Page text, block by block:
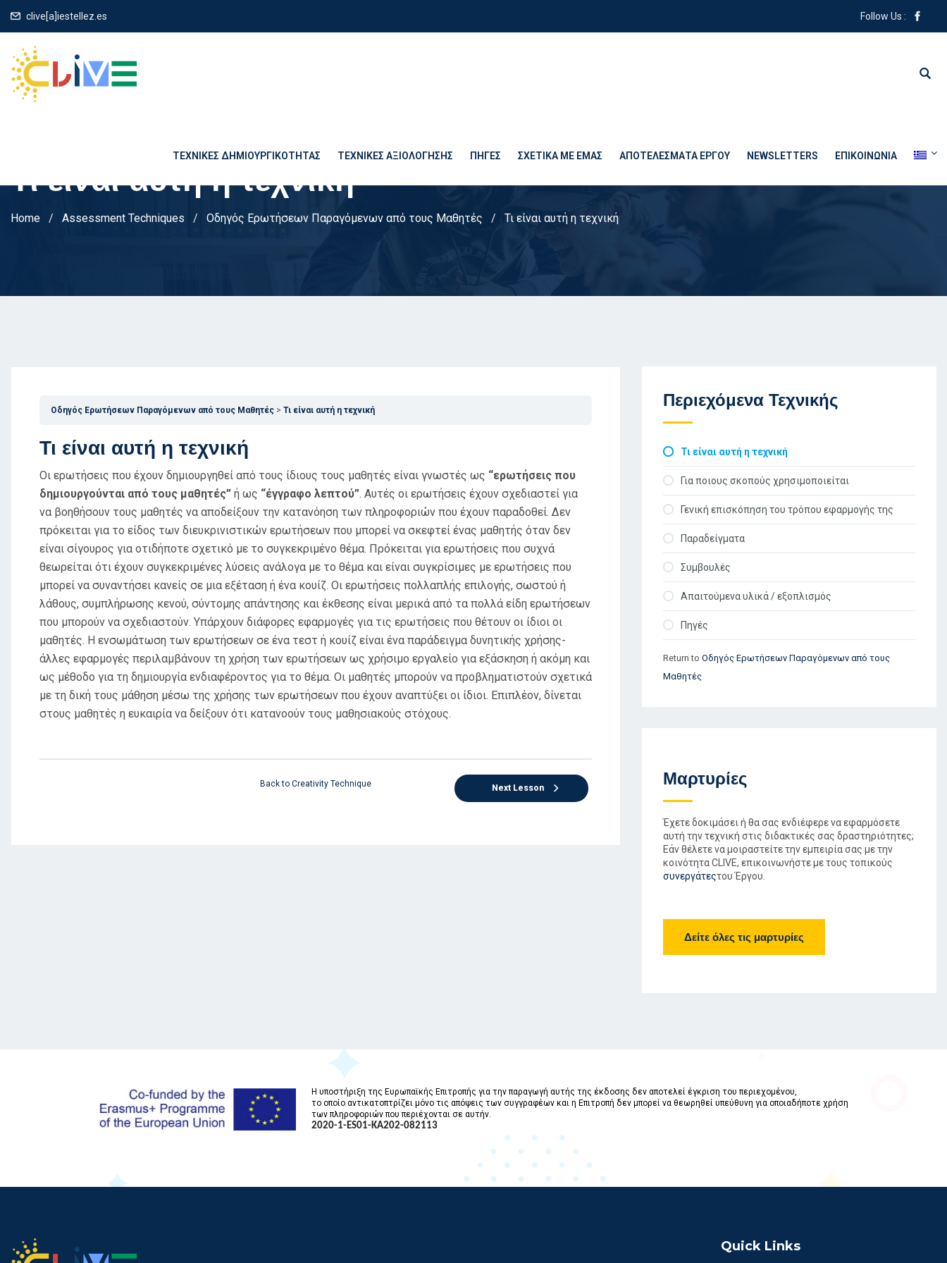
clive[a]iestellez.es Follow Us :
ΤΕΧΝΙΚΈΣ ΔΗΜΙΟΥΡΓΙΚΌΤΗΤΑΣ ΤΕΧΝΙΚΈΣ ΑΞΙΟΛΌΓΗΣΗΣ ΠΗΓΈΣ ΣΧΕΤΙΚΆ ΜΕ ΕΜΆΣ ΑΠΟΤΕΛΈΣΜΑΤΑ ΈΡΓΟΥ NEWSLETTERS ΕΠΙΚΟΙΝΩΝΊΑ
Τι είναι αυτή η τεχνική
Home Assessment Techniques Οδηγός Ερωτήσεων Παραγόμενων από τους Μαθητές Τι είναι αυτή η τεχνική
Οδηγός Ερωτήσεων Παραγόμενων από τους Μαθητές Τι είναι αυτή η τεχνική
Τι είναι αυτή η τεχνική
Οι ερωτήσεις που έχουν δημιουργηθεί από τους ίδιους τους μαθητές είναι γνωστές ως “ερωτήσεις που
δημιουργούνται από τους μαθητές” ή ως “έγγραφο λεπτού”. Αυτές οι ερωτήσεις έχουν σχεδιαστεί για
να βοηθήσουν τους μαθητές να αποδείξουν την κατανόηση των πληροφοριών που έχουν παραδοθεί. Δεν
πρόκειται για το είδος των διευκρινιστικών ερωτήσεων που μπορεί να σκεφτεί ένας μαθητής όταν δεν
είναι σίγουρος για οτιδήποτε σχετικό με το συγκεκριμένο θέμα. Πρόκειται για ερωτήσεις που συχνά
θεωρείται ότι έχουν συγκεκριμένες λύσεις ανάλογα με το θέμα και είναι συγκρίσιμες με ερωτήσεις που
μπορεί να συναντήσει κανείς σε μια εξέταση ή ένα κουίζ. Οι ερωτήσεις πολλαπλής επιλογής, σωστού ή
λάθους, συμπλήρωσης κενού, σύντομης απάντησης και έκθεσης είναι μερικά από τα πολλά είδη ερωτήσεων
που μπορούν να σχεδιαστούν. Υπάρχουν διάφορες εφαρμογές για τις ερωτήσεις που θέτουν οι ίδιοι οι
μαθητές. Η ενσωμάτωση των ερωτήσεων σε ένα τεστ ή κουίζ είναι ένα παράδειγμα δυνητικής χρήσης-
άλλες εφαρμογές περιλαμβάνουν τη χρήση των ερωτήσεων ως χρήσιμο εργαλείο για εξάσκηση ή ακόμη και
ως μέθοδο για τη δημιουργία ενδιαφέροντος για το θέμα. Οι μαθητές μπορούν να προβληματιστούν σχετικά
με τη δική τους μάθηση μέσω της χρήσης των ερωτήσεων που έχουν αναπτύξει οι ίδιοι. Επιπλέον, δίνεται
στους μαθητές η ευκαιρία να δείξουν ότι κατανοούν τους μαθησιακούς στόχους.
Back to Creativity Technique Next Lesson
Περιεχόμενα Τεχνικής
Τι είναι αυτή η τεχνική
Για ποιους σκοπούς χρησιμοποιείται
Γενική επισκόπηση του τρόπου εφαρμογής της
Παραδείγματα
Συμβουλές
Απαιτούμενα υλικά / εξοπλισμός
Πηγές
Return to Οδηγός Ερωτήσεων Παραγόμενων από τους
Μαθητές
Μαρτυρίες
Έχετε δοκιμάσει ή θα σας ενδιέφερε να εφαρμόσετε
αυτή την τεχνική στις διδακτικές σας δραστηριότητες;
Εάν θέλετε να μοιραστείτε την εμπειρία σας με την
κοινότητα CLIVE, επικοινωνήστε με τους τοπικούς
συνεργάτεςτου Έργου.
Δείτε όλες τις μαρτυρίες
Η υποστήριξη της Ευρωπαϊκής Επιτροπής για την παραγωγή αυτής της έκδοσης δεν αποτελεί έγκριση του περιεχομένου,
το οποίο αντικατοπτρίζει μόνο τις απόψεις των συγγραφέων και η Επιτροπή δεν μπορεί να θεωρηθεί υπεύθυνη για οποιαδήποτε χρήση
των πληροφοριών που περιέχονται σε αυτήν.
2020-1-ES01-KA202-082113
Quick Links